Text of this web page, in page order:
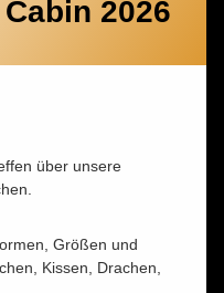
2026
über unsere
Größen und
Kissen, Drachen,